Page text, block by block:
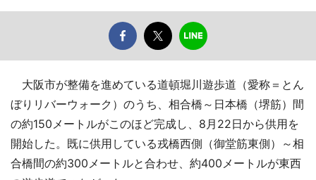
大阪市が整備を進めている道頓堀川遊歩道（愛称＝とん
ぼりリバーウォーク）のうち、相合橋～日本橋（堺筋）間
の約150メートルがこのほど完成し、8月22日から供用を
開始した。既に供用している戎橋西側（御堂筋東側）～相
合橋間の約300メートルと合わせ、約400メートルが東西